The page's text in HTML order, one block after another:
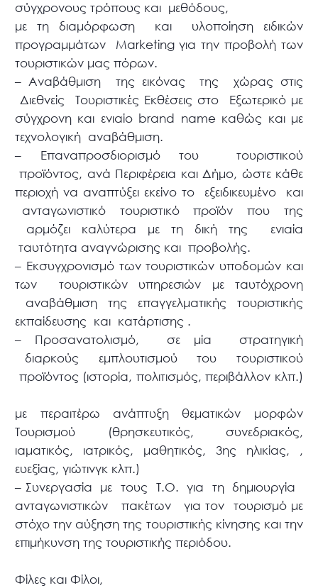
σύγχρονους τρόπους και μεθόδους,
με τη διαμόρφωση και υλοποίηση ειδικών
προγραμμάτων Marketing για την προβολή των
τουριστικών μας πόρων.
– Αναβάθμιση της εικόνας της χώρας στις
Διεθνείς Τουριστικές Εκθέσεις στο Εξωτερικό με
σύγχρονη και ενιαίο brand name καθώς και με
τεχνολογική αναβάθμιση.
– Επαναπροσδιορισμό του τουριστικού
προϊόντος, ανά Περιφέρεια και Δήμο, ώστε κάθε
περιοχή να αναπτύξει εκείνο το εξειδικευμένο και
ανταγωνιστικό τουριστικό προϊόν που της
αρμόζει καλύτερα με τη δική της ενιαία
ταυτότητα αναγνώρισης και προβολής.
– Εκσυγχρονισμό των τουριστικών υποδομών και
των τουριστικών υπηρεσιών με ταυτόχρονη
αναβάθμιση της επαγγελματικής τουριστικής
εκπαίδευσης και κατάρτισης .
– Προσανατολισμό, σε μία στρατηγική
διαρκούς εμπλουτισμού του τουριστικού
προϊόντος (ιστορία, πολιτισμός, περιβάλλον κλπ.)
με περαιτέρω ανάπτυξη θεματικών μορφών
Τουρισμού (θρησκευτικός, συνεδριακός,
ιαματικός, ιατρικός, μαθητικός, 3ης ηλικίας, ,
ευεξίας, γιώτινγκ κλπ.)
– Συνεργασία με τους Τ.Ο. για τη δημιουργία
ανταγωνιστικών πακέτων για τον τουρισμό με
στόχο την αύξηση της τουριστικής κίνησης και την
επιμήκυνση της τουριστικής περιόδου.
Φίλες και Φίλοι,